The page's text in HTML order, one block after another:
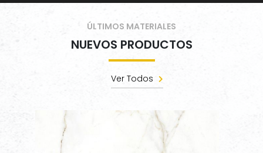
ÚLTIMOS MATERIALES
NUEVOS PRODUCTOS
Ver Todos